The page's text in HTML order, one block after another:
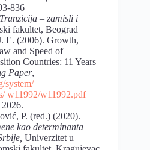
836
Tranzicija – zamisli i
fakultet, Beograd
E. (2006). Growth,
and Speed of
Countries: 11 Years
Paper,
system/
w11992/w11992.pdf
P. (red.) (2020).
kao determinanta
Univerzitet u